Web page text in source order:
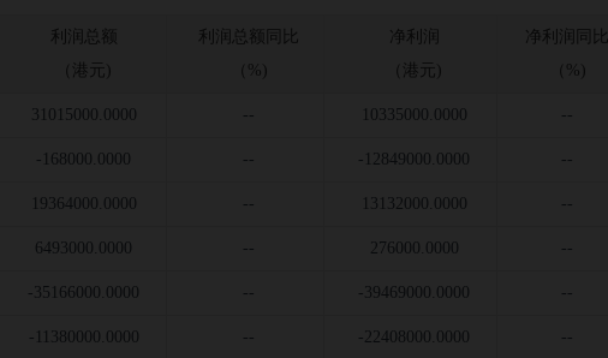
利润总额
（港元)
利润总额同比
（%)
净利润
（港元)
净利润同比
（%)
31015000.0000 -- 10335000.0000 --
-168000.0000 -- -12849000.0000 --
19364000.0000 -- 13132000.0000 --
6493000.0000 -- 276000.0000 --
-35166000.0000 -- -39469000.0000 --
-11380000.0000 -- -22408000.0000 --